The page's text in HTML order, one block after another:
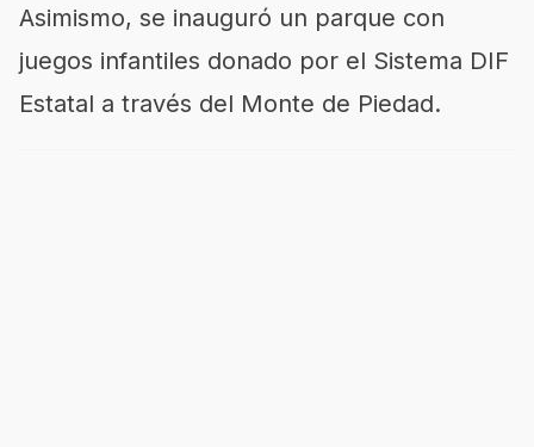
Asimismo, se inauguró un parque con
juegos infantiles donado por el Sistema DIF
Estatal a través del Monte de Piedad.